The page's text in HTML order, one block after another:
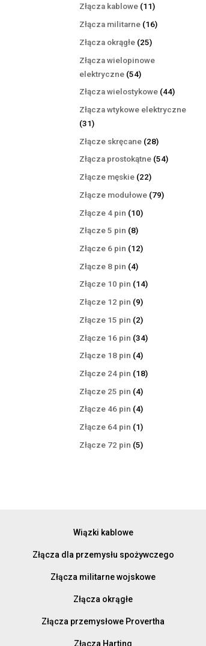
Złącza kablowe 1111
produktów
Złącza militarne 1616
Złącza okrągłe 2525
Złącza wielopinowe
elektryczne 5454
produkty
Złącza wielostykowe 4444
Złącza wtykowe elektryczne
3131
produktów
Złącze skręcane 2828
produktów
Złącza prostokątne 5454
Złącze męskie 2222
produkty
Złącze modułowe 7979
Złącze 4 pin 1010
Złącze 5 pin 88
produktów
Złącze 6 pin 1212
Złącze 8 pin 44
produkty
Złącze 10 pin 1414
Złącze 12 pin 99
produktów
Złącze 15 pin 22
produkty
Złącze 16 pin 3434
Złącze 18 pin 44
produkty
Złącze 24 pin 1818
Złącze 25 pin 44
produkty
Złącze 46 pin 44
produkty
Złącze 64 pin 11
produkt
Złącze 72 pin 55
Wiązki kablowe
Złącza dla przemysłu spożywczego
Złącza militarne wojskowe
Złącza okrągłe
Złącza przemysłowe Provertha
Złącza Harting